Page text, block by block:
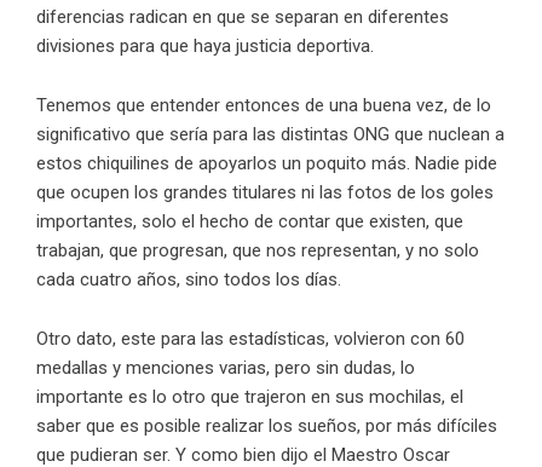
diferencias radican en que se separan en diferentes
divisiones para que haya justicia deportiva.
Tenemos que entender entonces de una buena vez, de lo
significativo que sería para las distintas ONG que nuclean a
estos chiquilines de apoyarlos un poquito más. Nadie pide
que ocupen los grandes titulares ni las fotos de los goles
importantes, solo el hecho de contar que existen, que
trabajan, que progresan, que nos representan, y no solo
cada cuatro años, sino todos los días.
Otro dato, este para las estadísticas, volvieron con 60
medallas y menciones varias, pero sin dudas, lo
importante es lo otro que trajeron en sus mochilas, el
saber que es posible realizar los sueños, por más difíciles
que pudieran ser. Y como bien dijo el Maestro Oscar